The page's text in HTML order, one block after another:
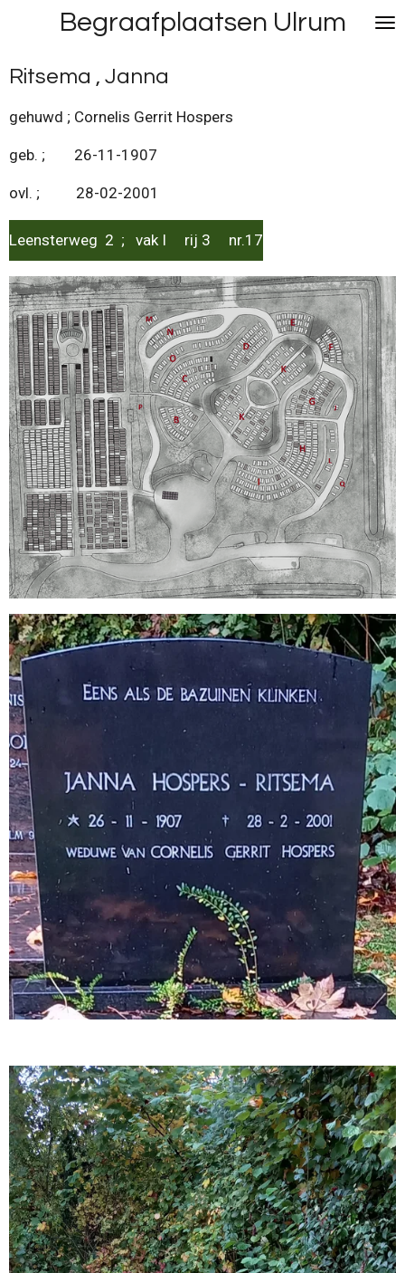
naar
de
hoofdinhoud
Begraafplaatsen Ulrum
Ritsema , Janna
gehuwd ; Cornelis Gerrit Hospers
geb. ; 26-11-1907
ovl. ; 28-02-2001
Leensterweg 2 ; vak I rij 3 nr.17